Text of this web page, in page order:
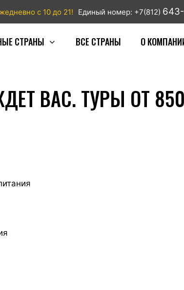
с 10 до 21! Единый номер: +7(812)
СТРАНЫ ВСЕ СТРАНЫ О
ВАС. ТУРЫ ОТ